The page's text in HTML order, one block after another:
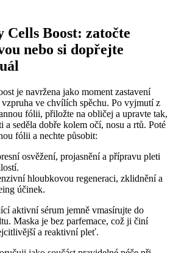
Cells Boost: zatočte
nebo si dopřejte
je navržena jako moment zastavení
ve chvílích spěchu. Po vyjmutí z
fólii, přiložte na obličej a upravte tak,
a seděla dobře kolem očí, nosu a rtů. Poté
fólii a nechte působit:
osvěžení, projasnění a přípravu pleti
hloubkovou regeneraci, zklidnění a
účinek.
aktivní sérum jemně vmasírujte do
Maska je bez parfemace, což ji činí
a reaktivní pleť.